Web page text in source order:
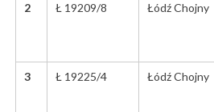
2 Ł 19209/8 Łódź Chojny
3 Ł 19225/4 Łódź Chojny